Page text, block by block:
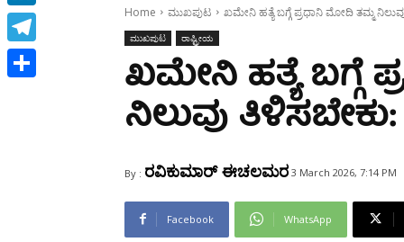
Home ಮುಖಪುಟ ಖಮೇನಿ ಹತ್ಯೆ ಬಗ್ಗೆ ಪ್ರಧಾನಿ ಮೋದಿ ತಮ್ಮ
ಮುಖಪುಟ ರಾಷ್ಟ್ರೀಯ
ಖಮೇನಿ ಹತ್ಯೆ ಬಗ್ಗೆ
ನಿಲುವು
By : ರವಿಕುಮಾರ್ ಈಚಲಮರ 3 March 2026, 7:14 PM
Facebook WhatsApp
LinkedIn
Telegram